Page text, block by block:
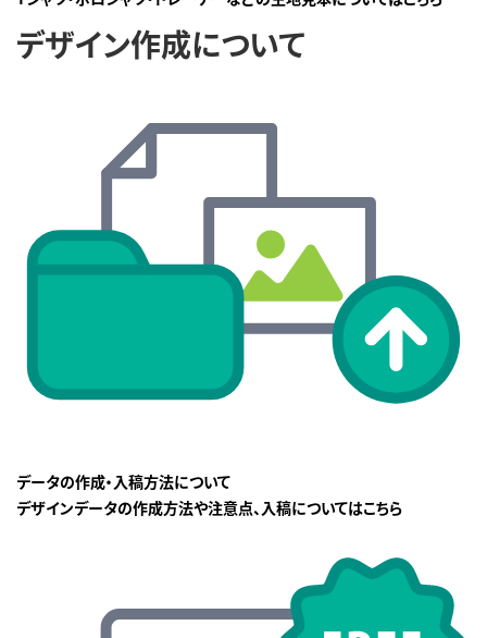
デザイン作成について
データの作成・入稿方法について
デザインデータの作成方法や注意点、入稿についてはこちら